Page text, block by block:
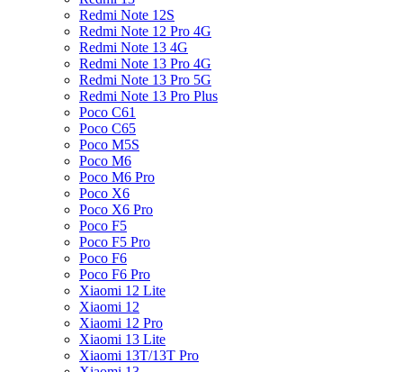
Redmi Note 12S
Redmi Note 12 Pro 4G
Redmi Note 13 4G
Redmi Note 13 Pro 4G
Redmi Note 13 Pro 5G
Redmi Note 13 Pro Plus
Poco C61
Poco C65
Poco M5S
Poco M6
Poco M6 Pro
Poco X6
Poco X6 Pro
Poco F5
Poco F5 Pro
Poco F6
Poco F6 Pro
Xiaomi 12 Lite
Xiaomi 12
Xiaomi 12 Pro
Xiaomi 13 Lite
Xiaomi 13T/13T Pro